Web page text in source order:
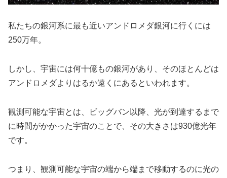
私たちの銀河系に最も近いアンドロメダ銀河に行くには
250万年。
しかし、宇宙には何十億もの銀河があり、そのほとんどは
アンドロメダよりはるか遠くにあるといわれます。
観測可能な宇宙とは、ビッグバン以降、光が到達するまで
に時間がかかった宇宙のことで、その大きさは930億光年
です。
つまり、観測可能な宇宙の端から端まで移動するのに光の